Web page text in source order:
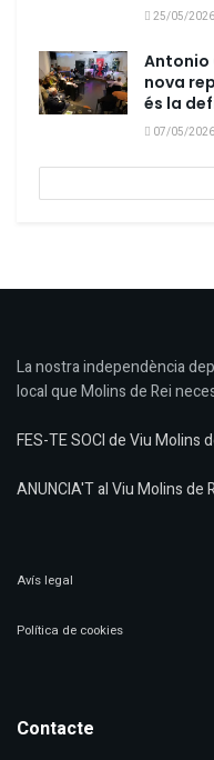
25/05/2026
Antonio
nova
és la
07/05/2026
La nostra independència
local que Molins de Rei
FES-TE SOCI de Viu Molins
ANUNCIA'T al Viu Molins de
Avís legal
Política de cookies
Contacte